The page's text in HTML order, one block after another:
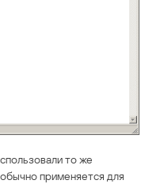
то же
применяется для